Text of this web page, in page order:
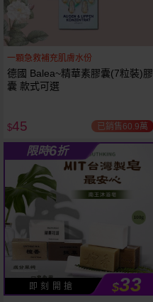
一顆急救補充肌膚水份
德國 Balea~精華素膠囊(7粒裝)膠
囊 款式可選
$45 已銷售60.9萬
限時6折
即 刻 開 搶 $33